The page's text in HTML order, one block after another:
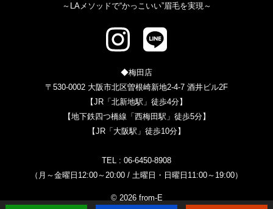
～LAメソッドで“かっこいい”眉毛を実現～
◆梅田店
〒530-0002 大阪市北区曽根崎新地2-4-7 酒井ビル2F
【JR「北新地駅」徒歩4分】
【地下鉄四つ橋線「西梅田駅」徒歩5分】
【JR「大阪駅」徒歩10分】
TEL : 06-6450-8908
（月～金曜日12:00～20:00 / 土曜日・日曜日11:00～19:00）
© 2026 from-E